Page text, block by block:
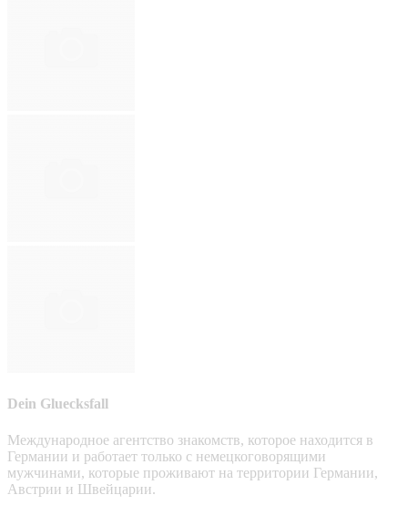
Dein Gluecksfall
Международное агентство знакомств, которое находится в
Германии и работает только с немецкоговорящими
мужчинами, которые проживают на территории Германии,
Австрии и Швейцарии.